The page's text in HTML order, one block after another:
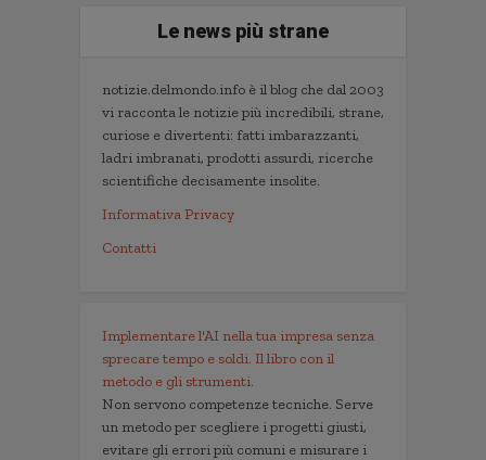
Le news più strane
notizie.delmondo.info è il blog che dal 2003
vi racconta le notizie più incredibili, strane,
curiose e divertenti: fatti imbarazzanti,
ladri imbranati, prodotti assurdi, ricerche
scientifiche decisamente insolite.
Informativa Privacy
Contatti
Implementare l'AI nella tua impresa senza
sprecare tempo e soldi. Il libro con il
metodo e gli strumenti.
Non servono competenze tecniche. Serve
un metodo per scegliere i progetti giusti,
evitare gli errori più comuni e misurare i